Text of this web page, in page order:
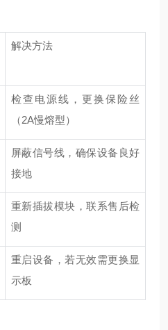
解决方法
检查电源线，更换保险丝
（2A慢熔型）
屏蔽信号线，确保设备良好
接地
重新插拔模块，联系售后检
测
重启设备，若无效需更换显
示板